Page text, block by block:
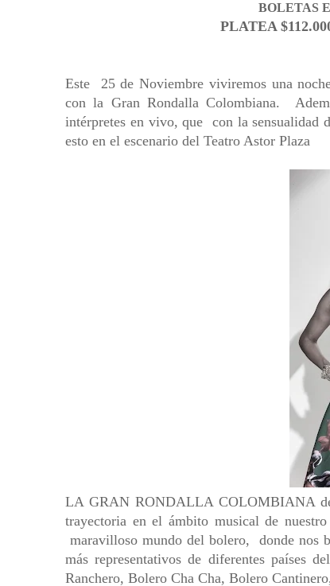
BOLETAS
PLATEA
Este 25 de Noviembre viviremos una
con la Gran Rondalla Colombiana.
intérpretes en vivo, que con la sensualidad
esto en el escenario del Teatro Astor Plaza
LA GRAN RONDALLA COLOMBIANA
trayectoria en el ámbito musical de
maravilloso mundo del bolero, donde nos
más representativos de diferentes países
Ranchero, Bolero Cha Cha, Bolero